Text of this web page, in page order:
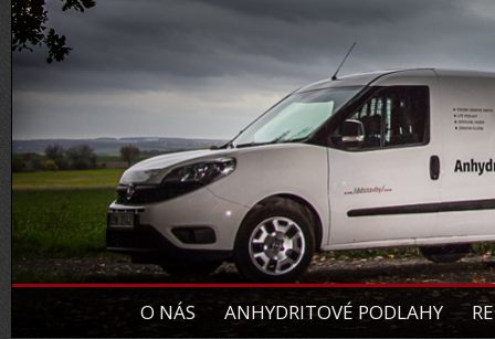
O NÁS ANHYDRITOVÉ PODLAHY